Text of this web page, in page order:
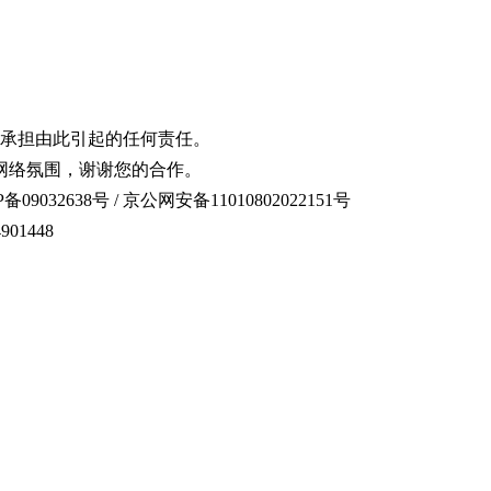
担由此引起的任何责任。
氛围，谢谢您的合作。
09032638号 / 京公网安备11010802022151号